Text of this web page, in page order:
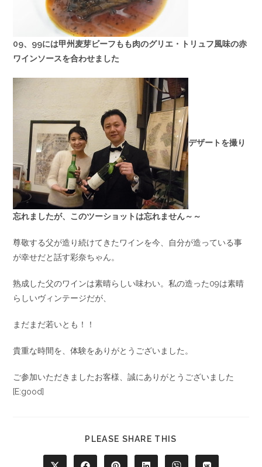
09、99には甲州麦芽ビーフもも肉のグリエ・トリュフ風味の赤
ワインソースを合わせました
デザートを撮り
忘れましたが、このツーショットは忘れません～～
尊敬する父が造り続けてきたワインを今、自分が造っている事
が幸せだと話す彩奈ちゃん。
熟成した父のワインは素晴らしい味わい。私の造った09は素晴
らしいヴィンテージだが、
まだまだ若いとも！！
貴重な時間を、体験をありがとうございました。
ご参加いただきましたお客様、誠にありがとうございました
[E:good]
PLEASE SHARE THIS